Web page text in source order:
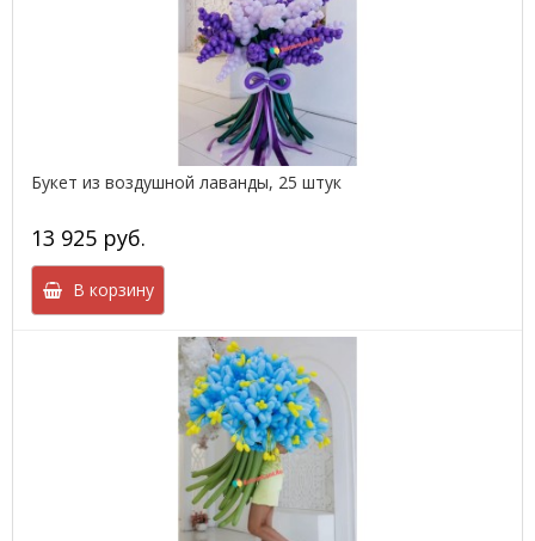
Букет из воздушной лаванды, 25 штук
13 925 руб.
В корзину